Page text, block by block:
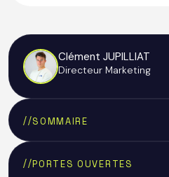
Clément JUPILLIAT
Directeur Marketing
//SOMMAIRE
Text Link
//PORTES OUVERTES